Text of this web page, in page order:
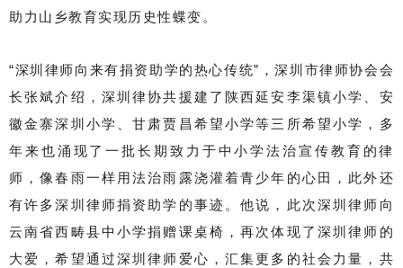
助力山乡教育实现历史性蝶变。
“深圳律师向来有捐资助学的热心传统”，深圳市律师协会会
长张斌介绍，深圳律协共援建了陕西延安李渠镇小学、安
徽金寨深圳小学、甘肃贾昌希望小学等三所希望小学，多
年来也涌现了一批长期致力于中小学法治宣传教育的律
师，像春雨一样用法治雨露浇灌着青少年的心田，此外还
有许多深圳律师捐资助学的事迹。他说，此次深圳律师向
云南省西畴县中小学捐赠课桌椅，再次体现了深圳律师的
大爱，希望通过深圳律师爱心，汇集更多的社会力量，共